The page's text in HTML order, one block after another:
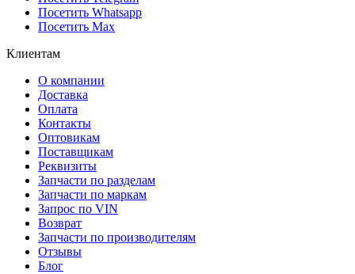
Посетить Whatsapp
Посетить Max
Клиентам
О компании
Доставка
Оплата
Контакты
Оптовикам
Поставщикам
Реквизиты
Запчасти по разделам
Запчасти по маркам
Запрос по VIN
Возврат
Запчасти по производителям
Отзывы
Блог